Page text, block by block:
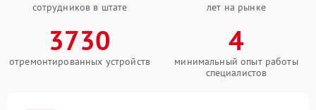
сотрудников в штате лет на рынке
3730
отремонтированных устройств
4
минимальный опыт работы
специалистов